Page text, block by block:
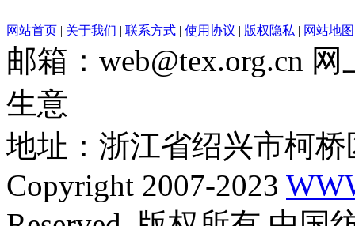
网站首页 | 关于我们 | 联系方式 | 使用协议 | 版权隐私 | 网站地图
邮箱：web@tex.org.cn
生意
地址：浙江省绍兴市柯
Copyright 2007-2023